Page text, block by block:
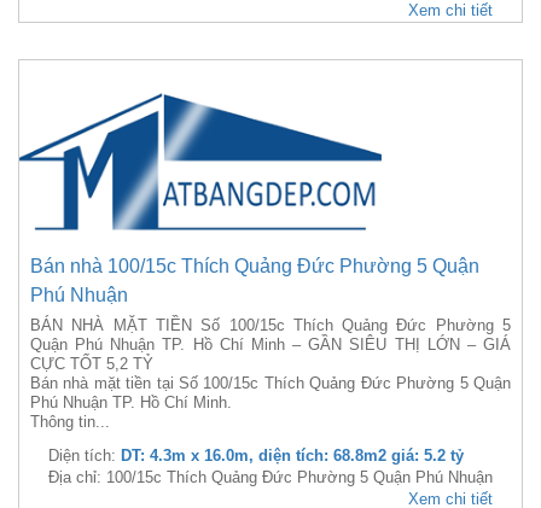
Xem chi tiết
Bán nhà 100/15c Thích Quảng Đức Phường 5 Quận
Phú Nhuận
BÁN NHÀ MẶT TIỀN Số 100/15c Thích Quảng Đức Phường 5
Quận Phú Nhuận TP. Hồ Chí Minh – GẦN SIÊU THỊ LỚN – GIÁ
CỰC TỐT 5,2 TỶ
Bán nhà mặt tiền tại Số 100/15c Thích Quảng Đức Phường 5 Quận
Phú Nhuận TP. Hồ Chí Minh.
Thông tin...
Diện tích: DT: 4.3m x 16.0m, diện tích: 68.8m2 giá: 5.2 tỷ
Địa chỉ: 100/15c Thích Quảng Đức Phường 5 Quận Phú Nhuận
Xem chi tiết